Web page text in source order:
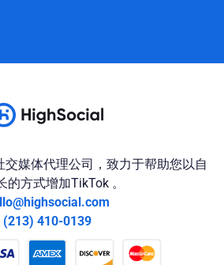
交媒体代理公司，致力于帮助您以自
的方式增加TikTok 。
(213) 410-0139